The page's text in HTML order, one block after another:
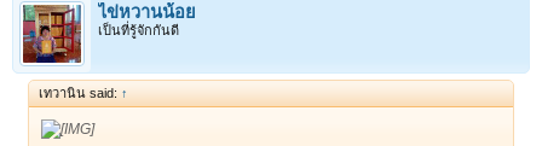
ไข่หวานน้อย
เป็นที่รู้จักกันดี
เทวานิน said: ↑